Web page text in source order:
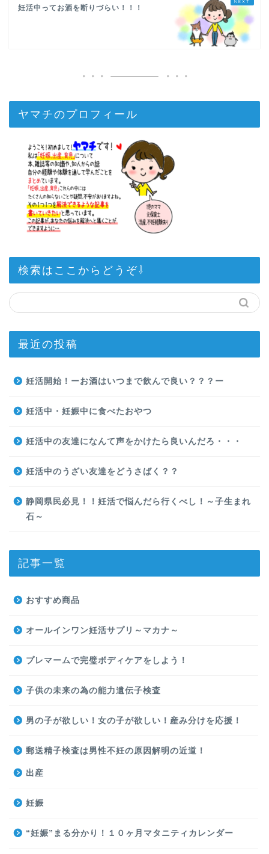
妊活中ってお酒を断りづらい！！！
ヤマチのプロフィール
検索はここからどうぞ⇩
最近の投稿
妊活開始！ーお酒はいつまで飲んで良い？？？ー
妊活中・妊娠中に食べたおやつ
妊活中の友達になんて声をかけたら良いんだろ・・・
妊活中のうざい友達をどうさばく？？
静岡県民必見！！妊活で悩んだら行くべし！～子生まれ
石～
記事一覧
おすすめ商品
オールインワン妊活サプリ～マカナ～
プレマームで完璧ボディケアをしよう！
子供の未来の為の能力遺伝子検査
男の子が欲しい！女の子が欲しい！産み分けを応援！
郵送精子検査は男性不妊の原因解明の近道！
出産
妊娠
“妊娠”まる分かり！１０ヶ月マタニティカレンダー